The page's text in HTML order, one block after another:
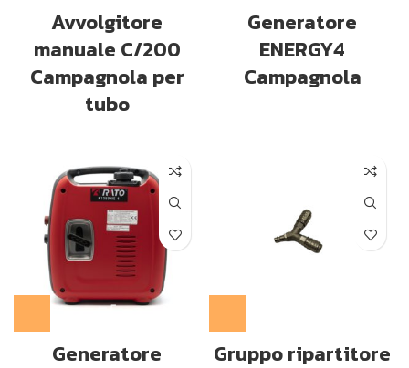
Avvolgitore
manuale C/200
Campagnola per
tubo
Generatore
ENERGY4
Campagnola
Generatore
Gruppo ripartitore